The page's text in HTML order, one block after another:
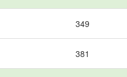
349
381